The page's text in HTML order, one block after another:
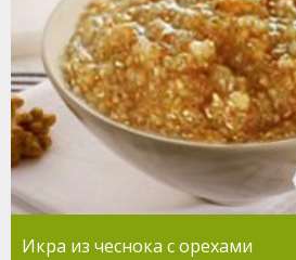
Икра из чеснока с орехами